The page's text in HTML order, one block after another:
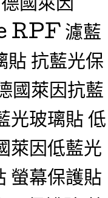
國萊因
濾藍
貼 抗藍光保
國萊因抗藍
光玻璃貼 低
萊因低藍光
螢幕保護貼